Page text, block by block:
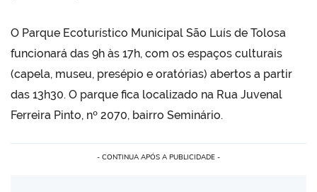
O Parque Ecoturístico Municipal São Luís de Tolosa
funcionará das 9h às 17h, com os espaços culturais
(capela, museu, presépio e oratórias) abertos a partir
das 13h30. O parque fica localizado na Rua Juvenal
Ferreira Pinto, nº 2070, bairro Seminário.
- CONTINUA APÓS A PUBLICIDADE -